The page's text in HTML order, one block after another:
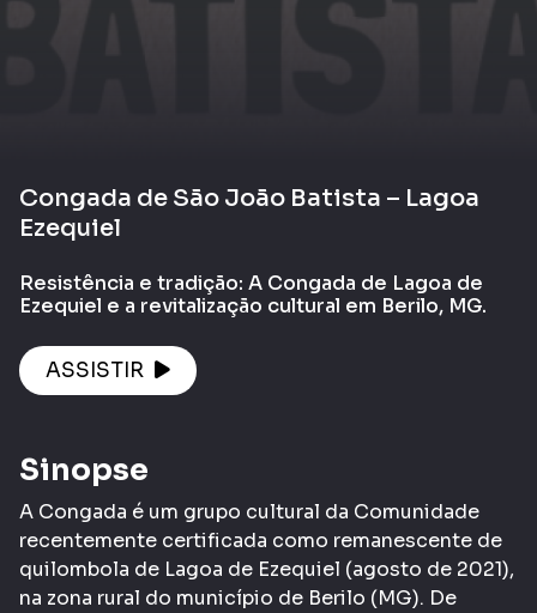
Congada de São João Batista – Lagoa
Ezequiel
Resistência e tradição: A Congada de Lagoa de
Ezequiel e a revitalização cultural em Berilo, MG.
ASSISTIR
Sinopse
A Congada é um grupo cultural da Comunidade
recentemente certificada como remanescente de
quilombola de Lagoa de Ezequiel (agosto de 2021),
na zona rural do município de Berilo (MG). De